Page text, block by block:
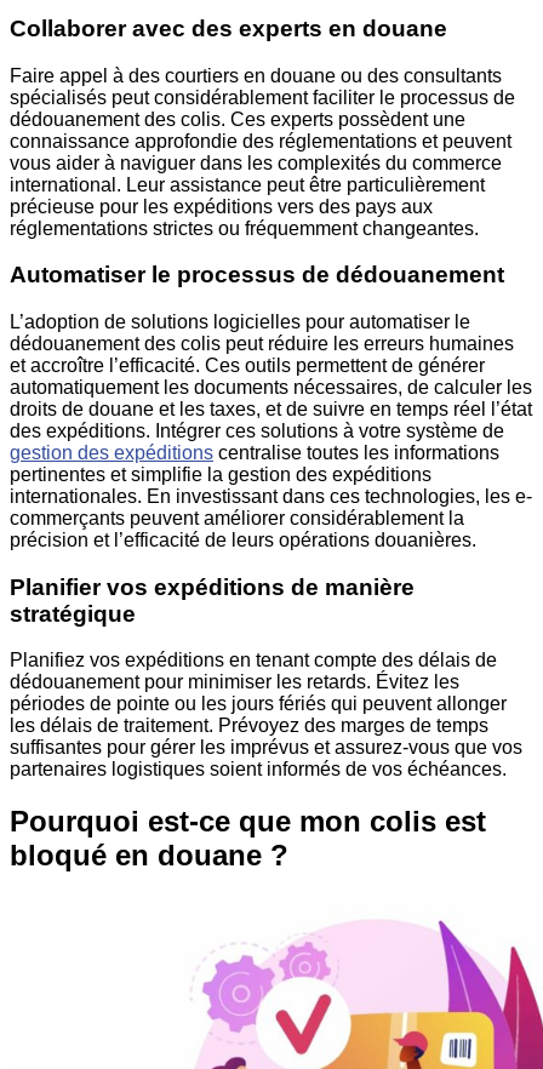
Collaborer avec des experts en douane
Faire appel à des courtiers en douane ou des consultants
spécialisés peut considérablement faciliter le processus de
dédouanement des colis. Ces experts possèdent une
connaissance approfondie des réglementations et peuvent
vous aider à naviguer dans les complexités du commerce
international. Leur assistance peut être particulièrement
précieuse pour les expéditions vers des pays aux
réglementations strictes ou fréquemment changeantes.
Automatiser le processus de dédouanement
L’adoption de solutions logicielles pour automatiser le
dédouanement des colis peut réduire les erreurs humaines
et accroître l’efficacité. Ces outils permettent de générer
automatiquement les documents nécessaires, de calculer les
droits de douane et les taxes, et de suivre en temps réel l’état
des expéditions. Intégrer ces solutions à votre système de
gestion des expéditions centralise toutes les informations
pertinentes et simplifie la gestion des expéditions
internationales. En investissant dans ces technologies, les e-
commerçants peuvent améliorer considérablement la
précision et l’efficacité de leurs opérations douanières.
Planifier vos expéditions de manière
stratégique
Planifiez vos expéditions en tenant compte des délais de
dédouanement pour minimiser les retards. Évitez les
périodes de pointe ou les jours fériés qui peuvent allonger
les délais de traitement. Prévoyez des marges de temps
suffisantes pour gérer les imprévus et assurez-vous que vos
partenaires logistiques soient informés de vos échéances.
Pourquoi est-ce que mon colis est
bloqué en douane ?